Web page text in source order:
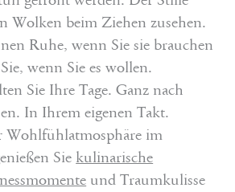
Wolken beim Ziehen zusehen.
Ruhe, wenn Sie sie brauchen
wenn Sie es wollen.
Sie Ihre Tage. Ganz nach
In Ihrem eigenen Takt.
im
Sie kulinarische
und Traumkulisse